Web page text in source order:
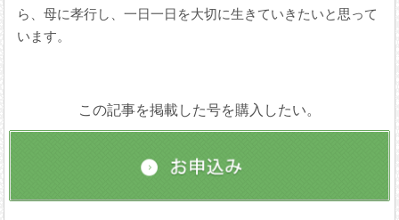
ら、母に孝行し、一日一日を大切に生きていきたいと思って
います。
この記事を掲載した号を購入したい。